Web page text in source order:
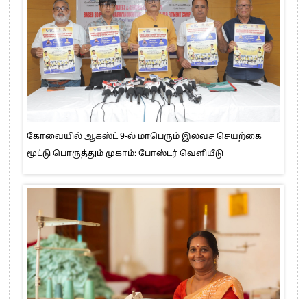
கோவையில் ஆகஸ்ட் 9-ல் மாபெரும் இலவச செயற்கை
மூட்டு பொருத்தும் முகாம்: போஸ்டர் வெளியீடு